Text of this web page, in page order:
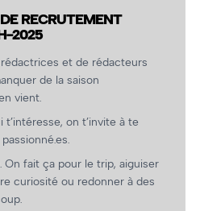
RECRUTEMENT
2025
et de rédacteurs
de la saison
vient.
t’intéresse, on t’invite à te
On fait ça pour le trip, aiguiser
curiosité ou redonner à des